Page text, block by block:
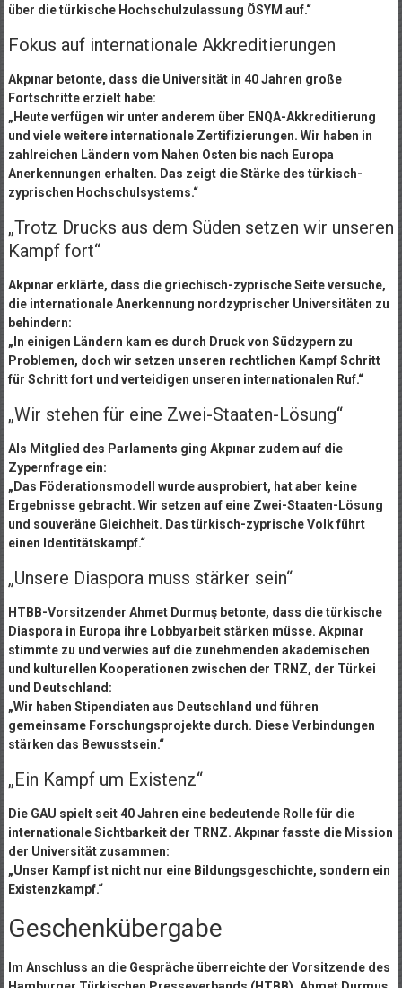
über die türkische Hochschulzulassung ÖSYM auf.“
Fokus auf internationale Akkreditierungen
Akpınar betonte, dass die Universität in 40 Jahren große
Fortschritte erzielt habe:
„Heute verfügen wir unter anderem über ENQA-Akkreditierung
und viele weitere internationale Zertifizierungen. Wir haben in
zahlreichen Ländern vom Nahen Osten bis nach Europa
Anerkennungen erhalten. Das zeigt die Stärke des türkisch-
zyprischen Hochschulsystems.“
„Trotz Drucks aus dem Süden setzen wir unseren
Kampf fort“
Akpınar erklärte, dass die griechisch-zyprische Seite versuche,
die internationale Anerkennung nordzyprischer Universitäten zu
behindern:
„In einigen Ländern kam es durch Druck von Südzypern zu
Problemen, doch wir setzen unseren rechtlichen Kampf Schritt
für Schritt fort und verteidigen unseren internationalen Ruf.“
„Wir stehen für eine Zwei-Staaten-Lösung“
Als Mitglied des Parlaments ging Akpınar zudem auf die
Zypernfrage ein:
„Das Föderationsmodell wurde ausprobiert, hat aber keine
Ergebnisse gebracht. Wir setzen auf eine Zwei-Staaten-Lösung
und souveräne Gleichheit. Das türkisch-zyprische Volk führt
einen Identitätskampf.“
„Unsere Diaspora muss stärker sein“
HTBB-Vorsitzender Ahmet Durmuş betonte, dass die türkische
Diaspora in Europa ihre Lobbyarbeit stärken müsse. Akpınar
stimmte zu und verwies auf die zunehmenden akademischen
und kulturellen Kooperationen zwischen der TRNZ, der Türkei
und Deutschland:
„Wir haben Stipendiaten aus Deutschland und führen
gemeinsame Forschungsprojekte durch. Diese Verbindungen
stärken das Bewusstsein.“
„Ein Kampf um Existenz“
Die GAU spielt seit 40 Jahren eine bedeutende Rolle für die
internationale Sichtbarkeit der TRNZ. Akpınar fasste die Mission
der Universität zusammen:
„Unser Kampf ist nicht nur eine Bildungsgeschichte, sondern ein
Existenzkampf.“
Geschenkübergabe
Im Anschluss an die Gespräche überreichte der Vorsitzende des